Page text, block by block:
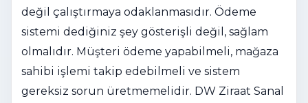
değil çalıştırmaya odaklanmasıdır. Ödeme
sistemi dediğiniz şey gösterişli değil, sağlam
olmalıdır. Müşteri ödeme yapabilmeli, mağaza
sahibi işlemi takip edebilmeli ve sistem
gereksiz sorun üretmemelidir. DW Ziraat Sanal